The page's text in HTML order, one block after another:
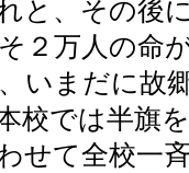
と、その後
２万人の命
いまだに故
校では半旗
せて全校一